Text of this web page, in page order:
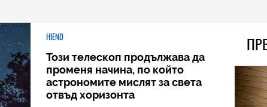
HIEND
Този телескоп продължава да
променя начина, по който
астрономите мислят за света
отвъд хоризонта